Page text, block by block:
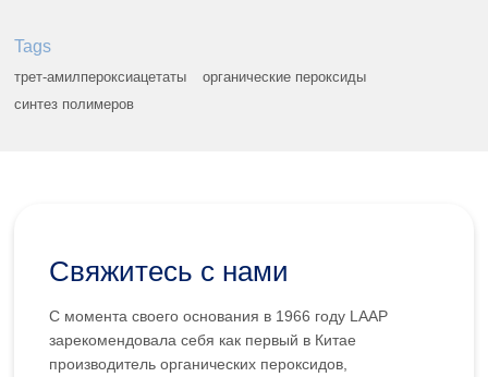
Tags
трет-амилпероксиацетаты
органические пероксиды
синтез полимеров
Свяжитесь с нами
С момента своего основания в 1966 году LAAP
зарекомендовала себя как первый в Китае
производитель органических пероксидов,